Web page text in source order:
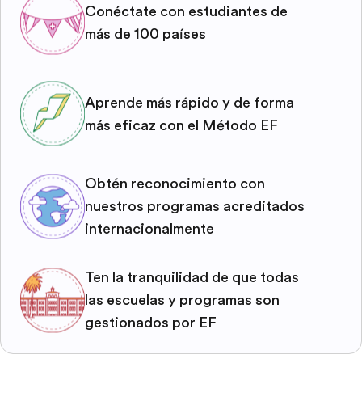
Conéctate con estudiantes de
más de 100 países
Aprende más rápido y de forma
más eficaz con el Método EF
Obtén reconocimiento con
nuestros programas acreditados
internacionalmente
Ten la tranquilidad de que todas
las escuelas y programas son
gestionados por EF